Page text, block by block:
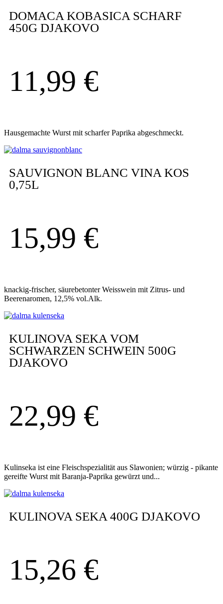
DOMACA KOBASICA SCHARF
450G DJAKOVO
11,99 €
Hausgemachte Wurst mit scharfer Paprika abgeschmeckt.
SAUVIGNON BLANC VINA KOS
0,75L
15,99 €
knackig-frischer, säurebetonter Weisswein mit Zitrus- und
Beerenaromen, 12,5% vol.Alk.
KULINOVA SEKA VOM
SCHWARZEN SCHWEIN 500G
DJAKOVO
22,99 €
Kulinseka ist eine Fleischspezialität aus Slawonien; würzig - pikante
gereifte Wurst mit Baranja-Paprika gewürzt und...
KULINOVA SEKA 400G DJAKOVO
15,26 €